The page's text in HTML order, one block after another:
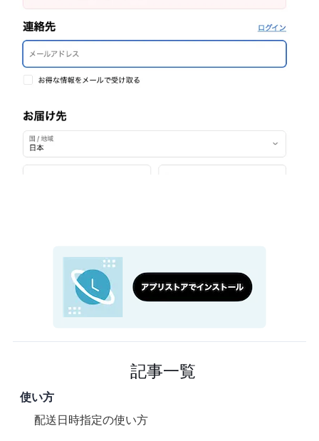
記事一覧
使い方
CC 配送日時指定の使い方